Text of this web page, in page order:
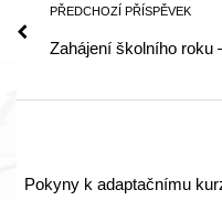
PŘEDCHOZÍ PŘÍSPĚVEK
Zahájení školního roku
Pokyny k adaptačnímu